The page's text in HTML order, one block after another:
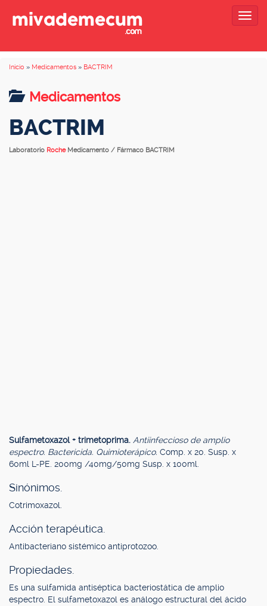
Inicio » Medicamentos » BACTRIM
Medicamentos
BACTRIM
Laboratorio Roche Medicamento / Fármaco BACTRIM
Sulfametoxazol + trimetoprima. Antiinfeccioso de amplio
espectro. Bactericida. Quimioterápico. Comp. x 20. Susp. x
60ml L-PE. 200mg /40mg/50mg Susp. x 100ml.
Sinónimos.
Cotrimoxazol.
Acción terapéutica.
Antibacteriano sistémico antiprotozoo.
Propiedades.
Es una sulfamida antiséptica bacteriostática de amplio
espectro. El sulfametoxazol es análogo estructural del ácido